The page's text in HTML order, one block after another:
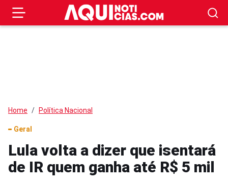
Home Política Nacional
Geral
Lula volta a dizer que isentará
de IR quem ganha até R$ 5 mil